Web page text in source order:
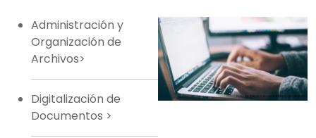
Administración y
Organización de
Archivos>
Digitalización de
Documentos >